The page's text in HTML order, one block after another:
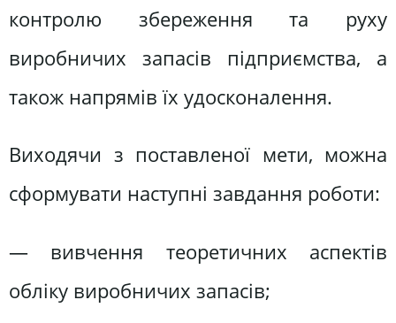
контролю збереження та руху
виробничих запасів підприємства, а
також напрямів їх удосконалення.
Виходячи з поставленої мети, можна
сформувати наступні завдання роботи:
— вивчення теоретичних аспектів
обліку виробничих запасів;